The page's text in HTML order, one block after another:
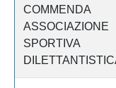
COMMENDA
ASSOCIAZIONE
SPORTIVA